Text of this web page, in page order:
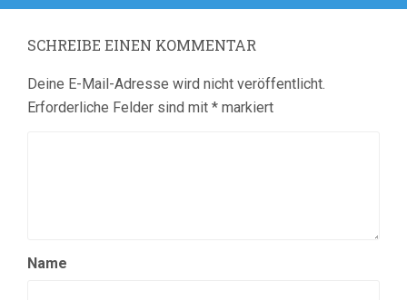
SCHREIBE EINEN KOMMENTAR
Deine E-Mail-Adresse wird nicht veröffentlicht.
Erforderliche Felder sind mit * markiert
Name